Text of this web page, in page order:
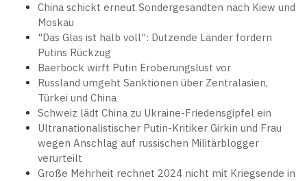
China schickt erneut Sondergesandten nach Kiew und
Moskau
"Das Glas ist halb voll": Dutzende Länder fordern
Putins Rückzug
Baerbock wirft Putin Eroberungslust vor
Russland umgeht Sanktionen über Zentralasien,
Türkei und China
Schweiz lädt China zu Ukraine-Friedensgipfel ein
Ultranationalistischer Putin-Kritiker Girkin und Frau
wegen Anschlag auf russischen Militärblogger
verurteilt
Große Mehrheit rechnet 2024 nicht mit Kriegsende in